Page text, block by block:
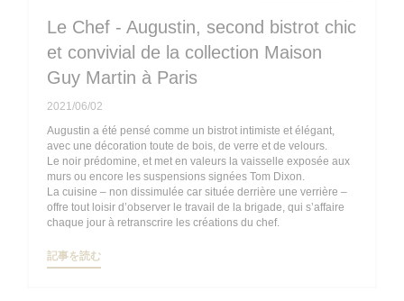
Le Chef - Augustin, second bistrot chic
et convivial de la collection Maison
Guy Martin à Paris
2021/06/02
Augustin a été pensé comme un bistrot intimiste et élégant,
avec une décoration toute de bois, de verre et de velours.
Le noir prédomine, et met en valeurs la vaisselle exposée aux
murs ou encore les suspensions signées Tom Dixon.
La cuisine – non dissimulée car située derrière une verrière –
offre tout loisir d’observer le travail de la brigade, qui s’affaire
chaque jour à retranscrire les créations du chef.
記事を読む((新しいウィンドウで開きます))